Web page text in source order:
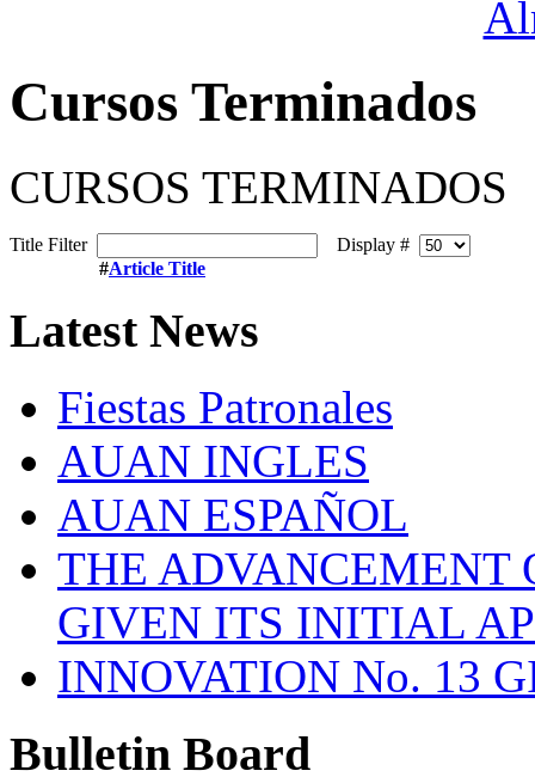
Cursos Terminados
CURSOS TERMINADOS
Title Filter
Display #
#Article Title
LatestNews
Fiestas Patronales
AUAN INGLES
AUAN ESPAÑOL
THE ADVANCEMENT
GIVEN ITS INITIAL
INNOVATION No. 13
Bulletin Board